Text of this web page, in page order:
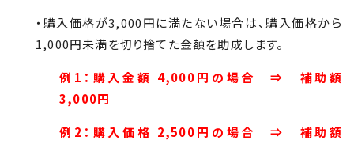
・購入価格が3,000円に満たない場合は、購入価格から
1,000円未満を切り捨てた金額を助成します。
例1：購入金額 4,000円の場合 ⇒ 補助額
3,000円
例2：購入価格 2,500円の場合 ⇒ 補助額